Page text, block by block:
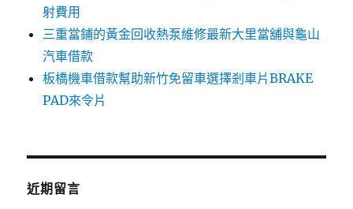
射費用
三重當鋪的黃金回收熱泵維修最新大里當舖與龜山
汽車借款
板橋機車借款幫助新竹免留車選擇剎車片BRAKE
PAD來令片
近期留言